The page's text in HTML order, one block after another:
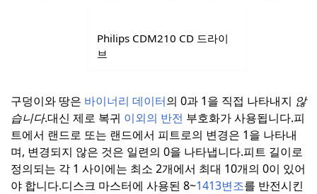
Philips CDM210 CD 드라이
브
구덩이와 땅은 바이너리 데이터의 0과 1을 직접 나타내지 않
습니다.대신 제로 복귀 이외의 반전 부호화가 사용됩니다.피
트에서 랜드로 또는 랜드에서 피트로의 변경은 1을 나타내
며, 변경되지 않은 것은 일련의 0을 나타냅니다.피트 길이로
정의되는 각 1 사이에는 최소 2개에서 최대 10개의 0이 있어
야 합니다.디스크 마스터에 사용된 8~1413변조를 반전시킨